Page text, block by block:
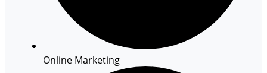
Online Marketing